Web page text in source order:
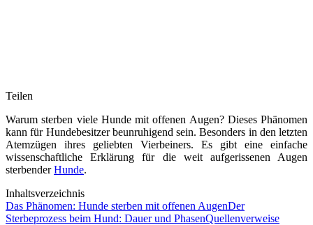
Teilen
Warum sterben viele Hunde mit offenen Augen? Dieses Phänomen
kann für Hundebesitzer beunruhigend sein. Besonders in den letzten
Atemzügen ihres geliebten Vierbeiners. Es gibt eine einfache
wissenschaftliche Erklärung für die weit aufgerissenen Augen
sterbenderHunde.
Inhaltsverzeichnis
Das Phänomen: Hunde sterben mit offenen AugenDer
Sterbeprozess beim Hund: Dauer und PhasenQuellenverweise